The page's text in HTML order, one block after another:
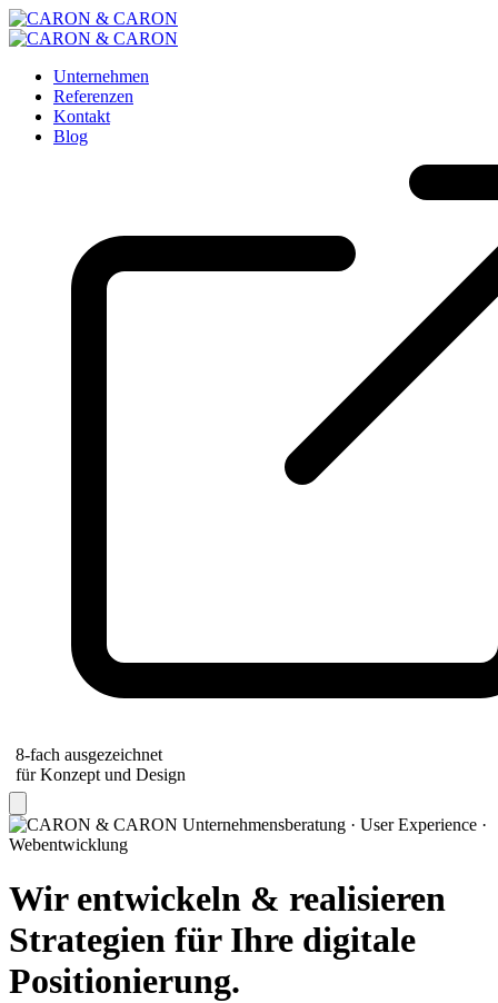
Unternehmen
Referenzen
Kontakt
Blog
8-fach ausgezeichnet
für Konzept und Design
Unternehmensberatung · User Experience ·
Webentwicklung
Wir entwickeln & realisieren
Strategien für Ihre digitale
Positionierung.